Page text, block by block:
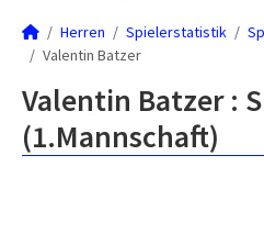
Herren Spielerstatistik
Valentin Batzer
Valentin Batzer :
(1.Mannschaft)